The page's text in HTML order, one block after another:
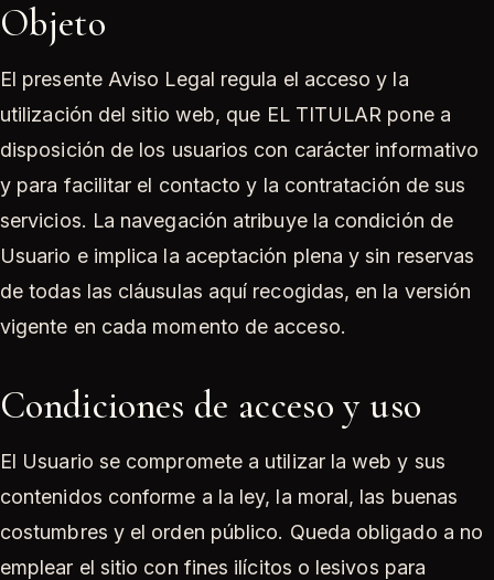
Objeto
El presente Aviso Legal regula el acceso y la
utilización del sitio web, que EL TITULAR pone a
disposición de los usuarios con carácter informativo
y para facilitar el contacto y la contratación de sus
servicios. La navegación atribuye la condición de
Usuario e implica la aceptación plena y sin reservas
de todas las cláusulas aquí recogidas, en la versión
vigente en cada momento de acceso.
Condiciones de acceso y uso
El Usuario se compromete a utilizar la web y sus
contenidos conforme a la ley, la moral, las buenas
costumbres y el orden público. Queda obligado a no
emplear el sitio con fines ilícitos o lesivos para